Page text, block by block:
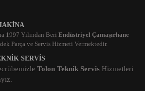
1997 Yılından Beri Endüstriyel Çamaşırhane
Parça ve Servis Hizmeti Vermektedir.
SERVIS
Tolon Teknik Servis Hizmetleri